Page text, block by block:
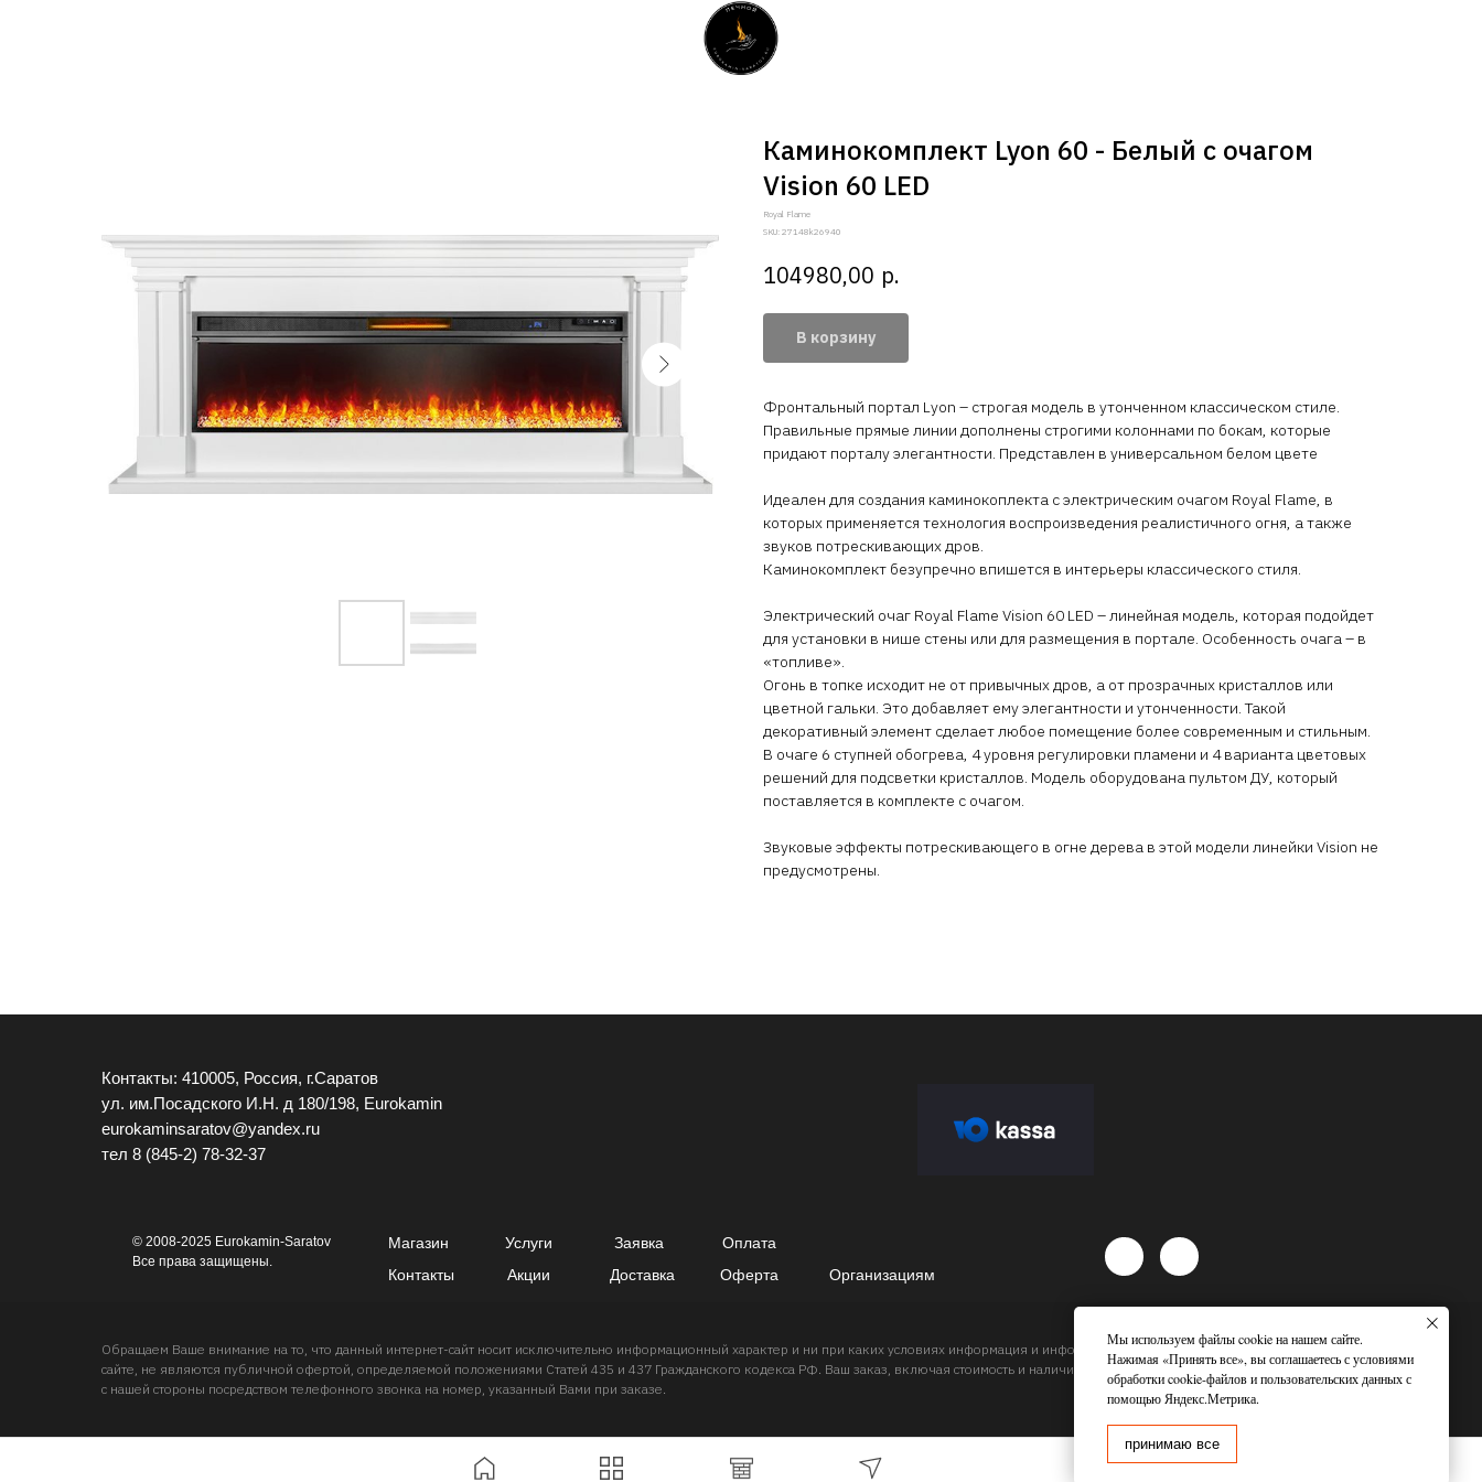
Каминокомплект Lyon 60 - Белый с очагом
Vision 60 LED
Royal Flame
SKU: 27148k26940
104980,00 р.
В корзину
Фронтальный портал Lyon – строгая модель в утонченном классическом стиле.
Правильные прямые линии дополнены строгими колоннами по бокам, которые
придают порталу элегантности. Представлен в универсальном белом цвете
Идеален для создания каминокоплекта с электрическим очагом Royal Flame, в
которых применяется технология воспроизведения реалистичного огня, а также
звуков потрескивающих дров.
Каминокомплект безупречно впишется в интерьеры классического стиля.
Электрический очаг Royal Flame Vision 60 LED – линейная модель, которая подойдет
для установки в нише стены или для размещения в портале. Особенность очага – в
«топливе».
Огонь в топке исходит не от привычных дров, а от прозрачных кристаллов или
цветной гальки. Это добавляет ему элегантности и утонченности. Такой
декоративный элемент сделает любое помещение более современным и стильным.
В очаге 6 ступней обогрева, 4 уровня регулировки пламени и 4 варианта цветовых
решений для подсветки кристаллов. Модель оборудована пультом ДУ, который
поставляется в комплекте с очагом.
Звуковые эффекты потрескивающего в огне дерева в этой модели линейки Vision не
предусмотрены.
Контакты: 410005, Россия, г.Саратов
ул. им.Посадского И.Н. д 180/198, Eurokamin
eurokaminsaratov@yandex.ru
тел 8 (845-2) 78-32-37
Магазин
© 2008-2025 Eurokamin-Saratov
Все права защищены.
Услуги Заявка
Оплата
Акции
Контакты Доставка Оферта Организациям
Мы используем файлы cookie на нашем сайте.
Нажимая «Принять все», вы соглашаетесь с условиями
обработки cookie-файлов и пользовательских данных с
помощью Яндекс.Метрика.
принимаю все
Обращаем Ваше внимание на то, что данный интернет-сайт носит исключительно информационный характер и ни при каких условиях информация и информационные материалы, цены, размещенные на
сайте, не являются публичной офертой, определяемой положениями Статей 435 и 437 Гражданского кодекса РФ. Ваш заказ, включая стоимость и наличие товара и сроков доставки, будет подтвержден
с нашей стороны посредством телефонного звонка на номер, указанный Вами при заказе.